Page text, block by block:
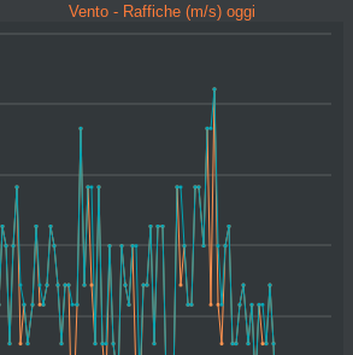
Vento - Raffiche (m/s) oggi